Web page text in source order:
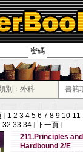
密碼
別：外科 書籍
] 1 2 3 4 5 6 7 8 9 10 11
32 33 34 [ 下一頁 ]
211.Principles
Hardbound 2/E